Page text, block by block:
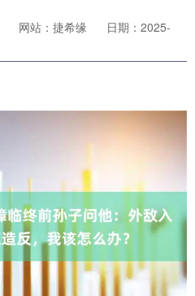
网站：捷希缘
日期：2025-